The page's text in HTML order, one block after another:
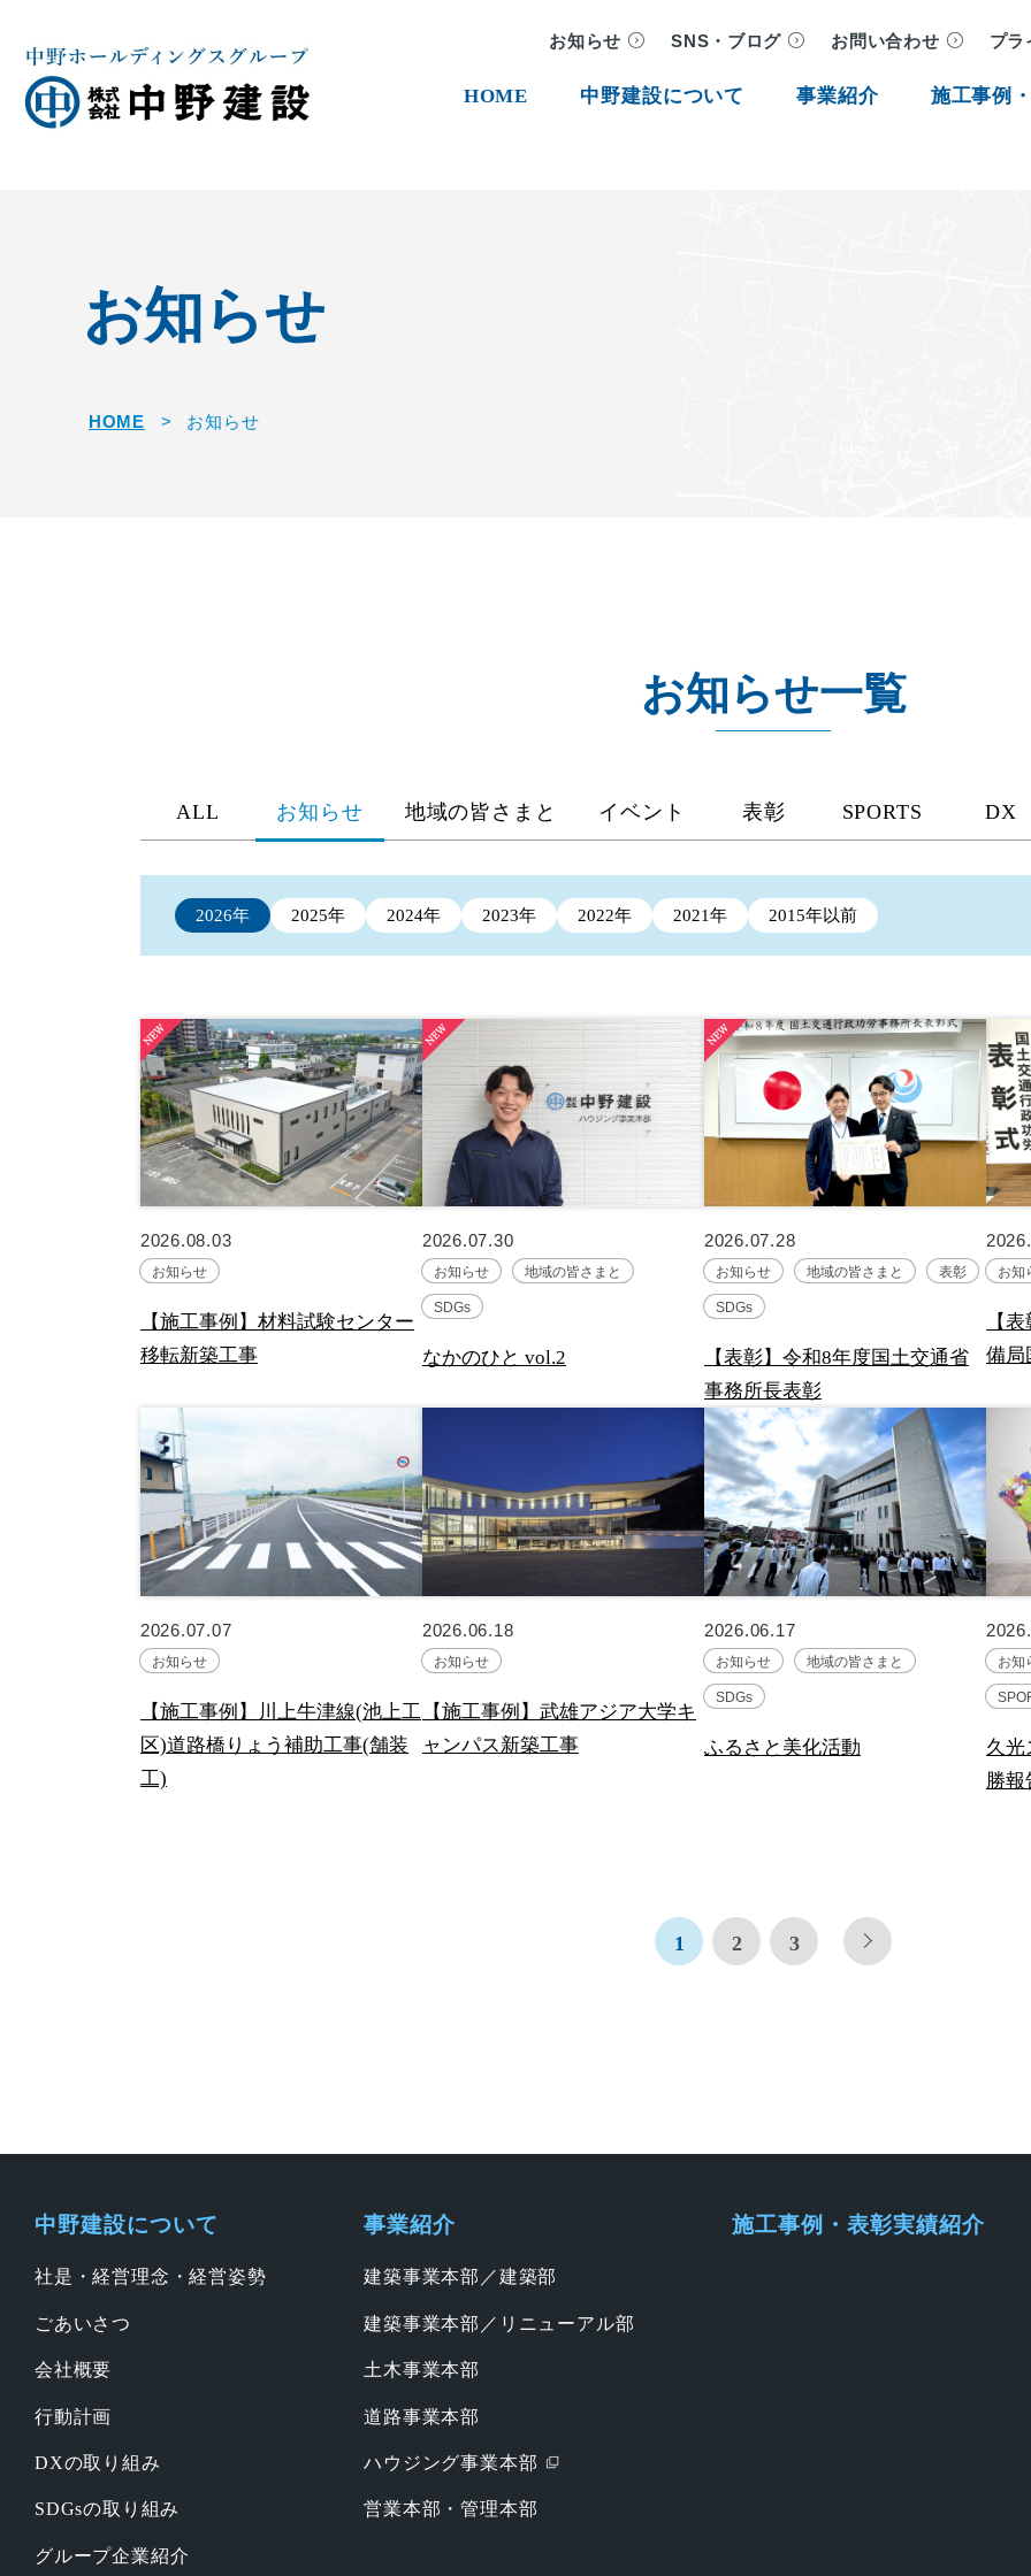
お知らせ SNS・ブログ お問い合わせ プラ
HOME 中野建設について 事業紹介 施工事例
お知らせ
HOME > お知らせ
お知らせ一覧
ALL お知らせ 地域の皆さまと イベント 表彰 SPORTS DX
2026年 2025年 2024年 2023年 2022年 2021年 2015年以前
2026.08.03
お知らせ
【施工事例】材料試験センター
移転新築工事
2026.07.30
お知らせ 地域の皆さまと
SDGs
なかのひと vol.2
2026.07.28
お知らせ 地域の皆さまと 表彰
SDGs
【表彰】令和8年度国土交通省
事務所長表彰
お知
【
備局
2026.07.07
お知らせ
【施工事例】川上牛津線(池上工
区)道路橋りょう補助工事(舗装
工)
2026.06.18
お知らせ
【施工事例】武雄アジア大学キ
ャンパス新築工事
2026.06.17
お知らせ 地域の皆さまと
SDGs
ふるさと美化活動
お知
久光
勝報
1 2 3
中野建設について
社是・経営理念・経営姿勢
ごあいさつ
会社概要
行動計画
DXの取り組み
SDGsの取り組み
グループ企業紹介
事業紹介
建築事業本部／建築部
建築事業本部／リニューアル部
土木事業本部
道路事業本部
ハウジング事業本部
営業本部・管理本部
施工事例・表彰実績紹介